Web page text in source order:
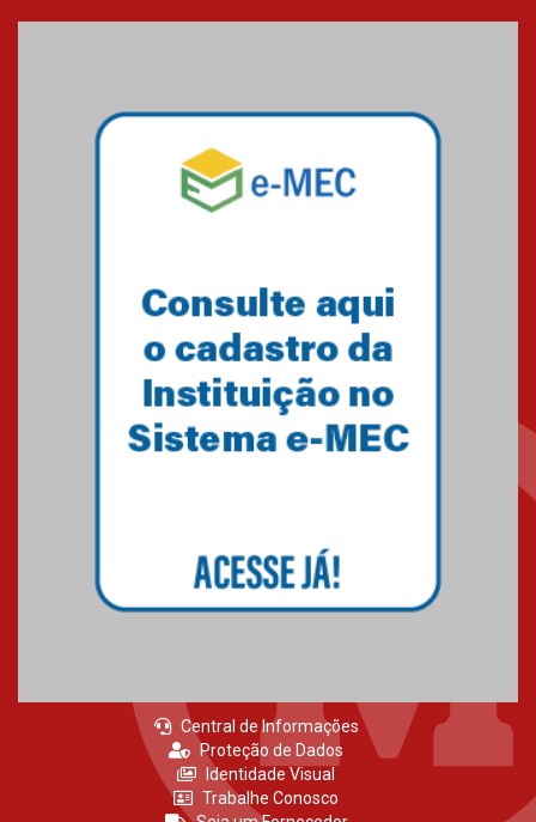
Mackenzie mobiliza campanha
solidária para apoiar famílias em
Minas Gerais
Primeiro culto do ano ressalta o
27.02.2026
Central de Informações
Proteção de Dados
Identidade Visual
Trabalhe Conosco